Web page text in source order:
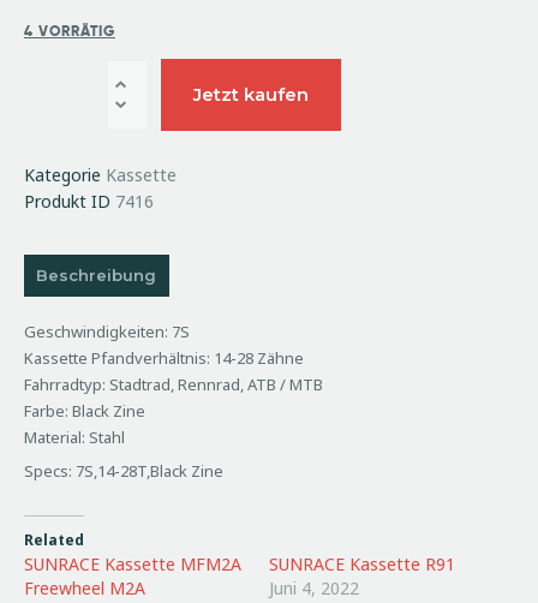
4 VORRÄTIG
Jetzt kaufen
Kategorie Kassette
Produkt ID 7416
Beschreibung
Geschwindigkeiten: 7S
Kassette Pfandverhältnis: 14-28 Zähne
Fahrradtyp: Stadtrad, Rennrad, ATB / MTB
Farbe: Black Zine
Material: Stahl
Specs: 7S,14-28T,Black Zine
Related
SUNRACE Kassette MFM2A
Freewheel M2A
SUNRACE Kassette R91
Juni 4, 2022